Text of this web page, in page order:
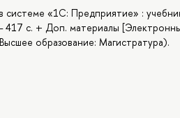
системе «1С: Предприятие» :
с. + Доп. материалы
образование: Магистратура).